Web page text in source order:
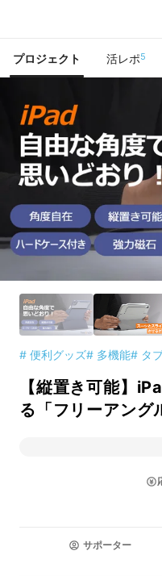
プロジェクト 活レポ5
# 便利グッズ# 多機能# タ
【縦置き可能】
る「フリーアング
サポーター